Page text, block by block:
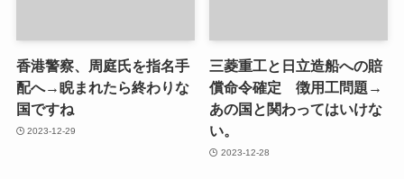
香港警察、周庭氏を指名手
配へ→睨まれたら終わりな
国ですね
2023-12-29
三菱重工と日立造船への賠
償命令確定 徴用工問題→
あの国と関わってはいけな
い。
2023-12-28